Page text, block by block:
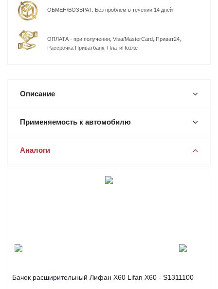
ОБМЕН/ВОЗВРАТ: Без проблем в течении 14 дней
ОПЛАТА - при получении, Visa/MasterCard, Приват24,
Рассрочка Приватбанк, ПлатиПозже
Описание
Применяемость к автомобилю
Аналоги
Бачок расширительный Лифан Х60 Lifan X60 - S1311100